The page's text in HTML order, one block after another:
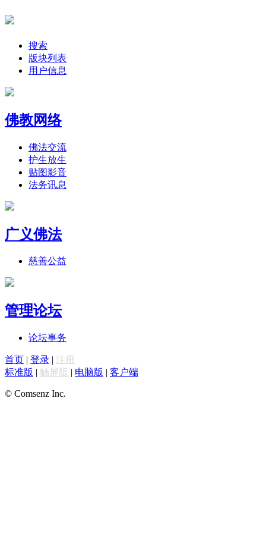
搜索
版块列表
用户信息
佛教网络
佛法交流
护生放生
贴图影音
法务讯息
广义佛法
慈善公益
管理论坛
论坛事务
首页 | 登录 | 注册
标准版 | 触屏版 | 电脑版 | 客户端
© Comsenz Inc.